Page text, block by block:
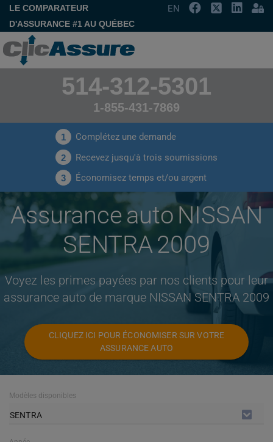
LE COMPARATEUR
D'ASSURANCE #1 AU QUÉBEC
EN
514-312-5301
1-855-431-7869
1 Complétez une demande
2 Recevez jusqu'à trois soumissions
3 Économisez temps et/ou argent
Assurance auto NISSAN
SENTRA 2009
Voyez les primes payées par nos clients pour leur
assurance auto de marque NISSAN SENTRA 2009
CLIQUEZ ICI POUR ÉCONOMISER SUR VOTRE
ASSURANCE AUTO
Modèles disponibles
SENTRA